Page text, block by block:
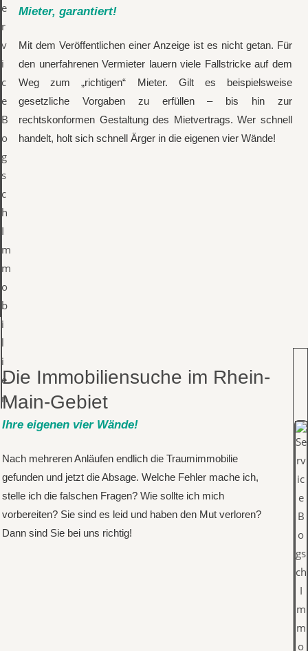
Mieter, garantiert!
Mit dem Veröffentlichen einer Anzeige ist es nicht getan. Für
den unerfahrenen Vermieter lauern viele Fallstricke auf dem
Weg zum „richtigen“ Mieter. Gilt es beispielsweise
gesetzliche Vorgaben zu erfüllen – bis hin zur
rechtskonformen Gestaltung des Mietvertrags. Wer schnell
handelt, holt sich schnell Ärger in die eigenen vier Wände!
Die Immobiliensuche im Rhein-
Main-Gebiet
Ihre eigenen vier Wände!
Nach mehreren Anläufen endlich die Traumimmobilie
gefunden und jetzt die Absage. Welche Fehler mache ich,
stelle ich die falschen Fragen? Wie sollte ich mich
vorbereiten? Sie sind es leid und haben den Mut verloren?
Dann sind Sie bei uns richtig!